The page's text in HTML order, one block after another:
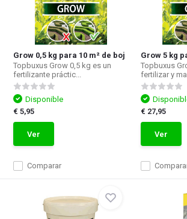
Grow 0,5 kg para 10 m² de boj
Topbuxus Grow 0,5 kg es un
fertilizante práctic...
Comparar
Disponible
€ 5,95
Ver
Grow 5 kg
Topbuxus
fertilizar y
€ 27,95
Ver